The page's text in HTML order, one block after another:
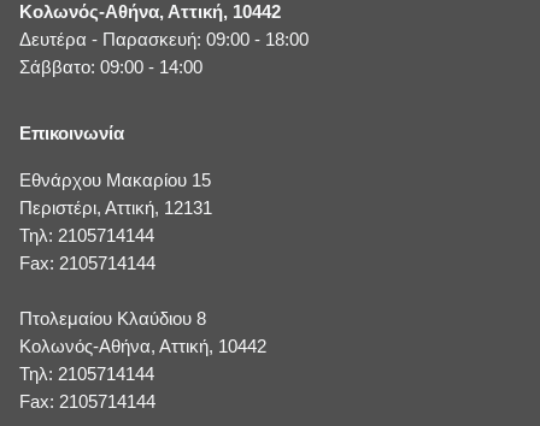
Κολωνός-Αθήνα, Αττική, 10442
Δευτέρα - Παρασκευή: 09:00 - 18:00
Σάββατο: 09:00 - 14:00
Επικοινωνία
Εθνάρχου Μακαρίου 15
Περιστέρι, Αττική, 12131
Τηλ: 2105714144
Fax: 2105714144
Πτολεμαίου Κλαύδιου 8
Κολωνός-Αθήνα, Αττική, 10442
Τηλ: 2105714144
Fax: 2105714144